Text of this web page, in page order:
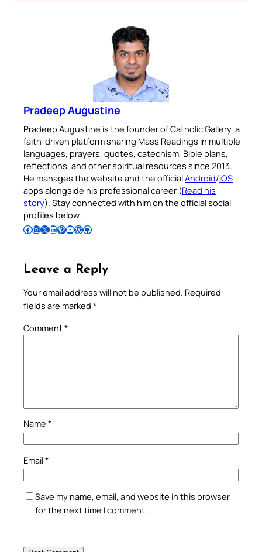
Pradeep Augustine
Pradeep Augustine is the founder of Catholic Gallery, a
faith-driven platform sharing Mass Readings in multiple
languages, prayers, quotes, catechism, Bible plans,
reflections, and other spiritual resources since 2013.
He manages the website and the officialAndroid/iOS
apps alongside his professional career (Read his
story). Stay connected with him on the official social
profiles below.
Follow Pradeep on Facebook Follow Pradeep on InstagramFollow Pradeep on X Follow Pradeep on LinkedIn Follow Pradeep on Pinterest Subscribe to Pradeep’s Youtube Channel Follow Pradeep on WordPress Follow Pradeep on GitHub
Leave a Reply
Your email address will not be published. Required
fields are marked *
Comment*
Name *
Email*
Save my name, email, and website in this browser
for the next time I comment.